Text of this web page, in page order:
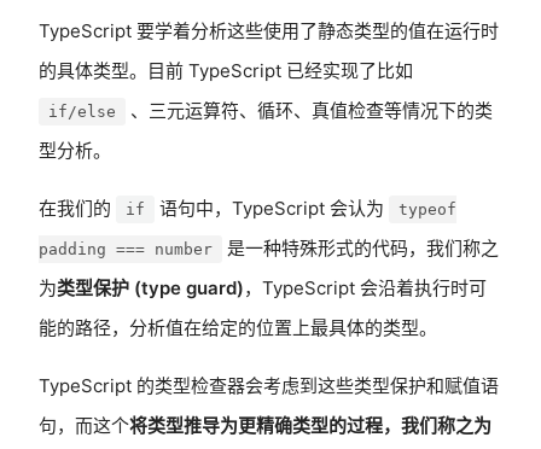
TypeScript 要学着分析这些使用了静态类型的值在运行时
的具体类型。目前 TypeScript 已经实现了比如
if/else
、三元运算符、循环、真值检查等情况下的类
型分析。
在我们的 if 语句中，TypeScript 会认为 typeof
padding === number
是一种特殊形式的代码，我们称之
为类型保护 (type guard)，TypeScript 会沿着执行时可
能的路径，分析值在给定的位置上最具体的类型。
TypeScript 的类型检查器会考虑到这些类型保护和赋值语
句，而这个将类型推导为更精确类型的过程，我们称之为